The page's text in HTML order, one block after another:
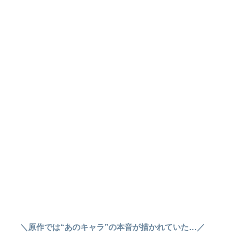
＼原作では“あのキャラ”の本音が描かれていた…／